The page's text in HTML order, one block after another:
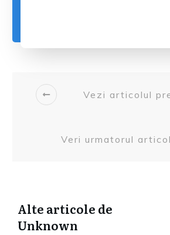
Vezi articolul
Veri urmatorul articol
Alte articole de
Unknown